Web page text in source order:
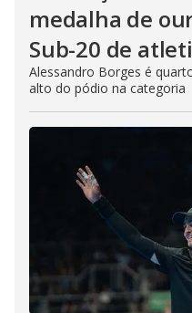
medalha de
Sub-20 de
Alessandro Borges é
alto do pódio na categoria